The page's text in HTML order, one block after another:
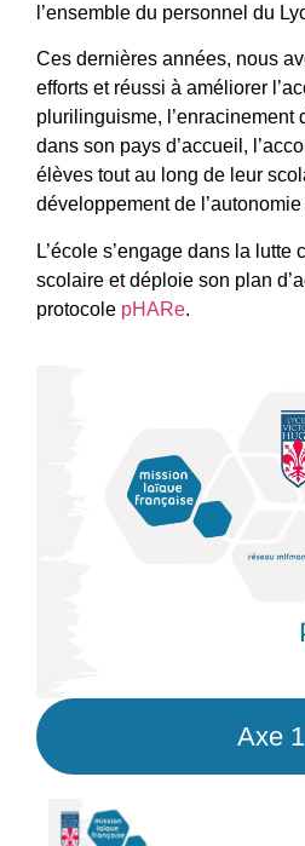
l’ensemble du personnel du
Ces dernières années, nous
efforts et réussi à améliorer
plurilinguisme, l’enracinement
dans son pays d’accueil,
élèves tout au long de leur
développement de
L’école s’engage dans la
scolaire et déploie son plan
protocole pHARe.
Axe 1